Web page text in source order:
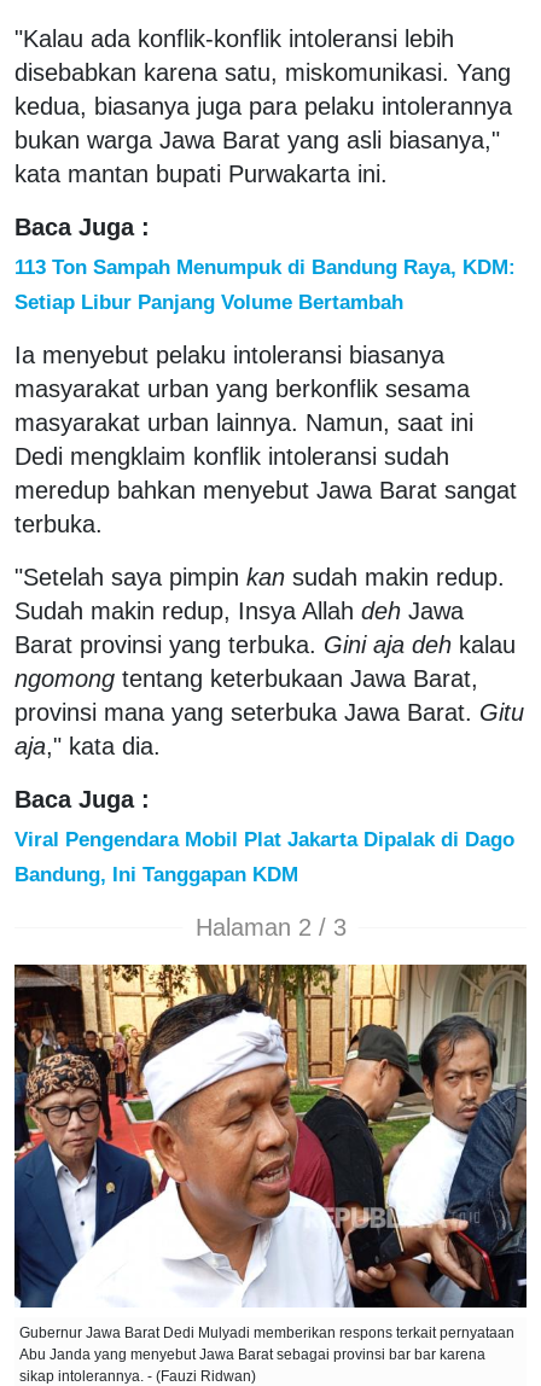
"Kalau ada konflik-konflik intoleransi lebih
disebabkan karena satu, miskomunikasi. Yang
kedua, biasanya juga para pelaku intolerannya
bukan warga Jawa Barat yang asli biasanya,"
kata mantan bupati Purwakarta ini.
Baca Juga :
113 Ton Sampah Menumpuk di Bandung Raya, KDM:
Setiap Libur Panjang Volume Bertambah
Ia menyebut pelaku intoleransi biasanya
masyarakat urban yang berkonflik sesama
masyarakat urban lainnya. Namun, saat ini
Dedi mengklaim konflik intoleransi sudah
meredup bahkan menyebut Jawa Barat sangat
terbuka.
"Setelah saya pimpin kan sudah makin redup.
Sudah makin redup, Insya Allah deh Jawa
Barat provinsi yang terbuka. Gini aja deh kalau
ngomong tentang keterbukaan Jawa Barat,
provinsi mana yang seterbuka Jawa Barat. Gitu
aja," kata dia.
Baca Juga :
Viral Pengendara Mobil Plat Jakarta Dipalak di Dago
Bandung, Ini Tanggapan KDM
Halaman 2 / 3
Gubernur Jawa Barat Dedi Mulyadi memberikan respons terkait pernyataan
Abu Janda yang menyebut Jawa Barat sebagai provinsi bar bar karena
sikap intolerannya. - (Fauzi Ridwan)